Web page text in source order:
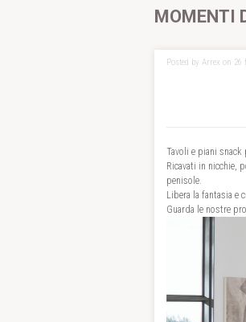
MOMENTI
Posted by Arrex on 26
Tavoli e piani snack
Ricavati in nicchie,
penisole.
Libera la fantasia e
Guarda le nostre